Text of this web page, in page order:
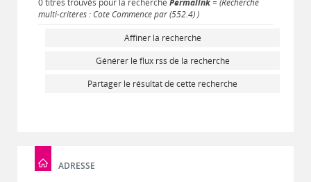
0 titres trouvés pour la recherche Permalink= (Recherche
multi-critères : Cote Commence par (552.4) )
Affiner la recherche
Générer le flux rss de la recherche
Partager le résultat de cette recherche
ADRESSE